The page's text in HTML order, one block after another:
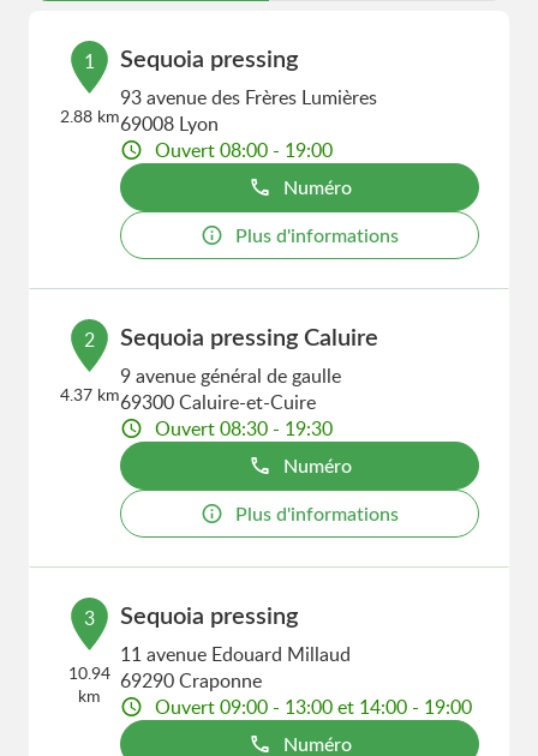
1
2.88 km
Sequoia pressing
93 avenue des Frères Lumières
69008 Lyon
Ouvert 08:00 - 19:00
Numéro
Plus d'informations
2
4.37 km
Sequoia pressing Caluire
9 avenue général de gaulle
69300 Caluire-et-Cuire
Ouvert 08:30 - 19:30
Numéro
Plus d'informations
3
10.94
km
Sequoia pressing
11 avenue Edouard Millaud
69290 Craponne
Ouvert 09:00 - 13:00 et 14:00 - 19:00
Numéro